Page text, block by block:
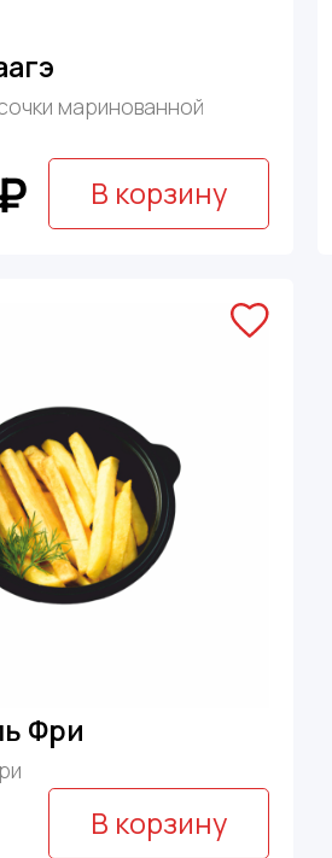
маринованной
В корзину
Фри
В корзину